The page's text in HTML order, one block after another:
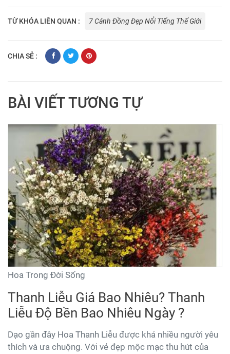
TỪ KHÓA LIÊN QUAN : 7 Cánh Đồng Đẹp Nổi Tiếng Thế Giới
CHIA SẺ :
BÀI VIẾT TƯƠNG TỰ
Hoa Trong Đời Sống
Thanh Liễu Giá Bao Nhiêu? Thanh
Liễu Độ Bền Bao Nhiêu Ngày ?
Dạo gần đây Hoa Thanh Liễu được khá nhiều người yêu
thích và ưa chuộng. Với vẻ đẹp mộc mạc thu hút của